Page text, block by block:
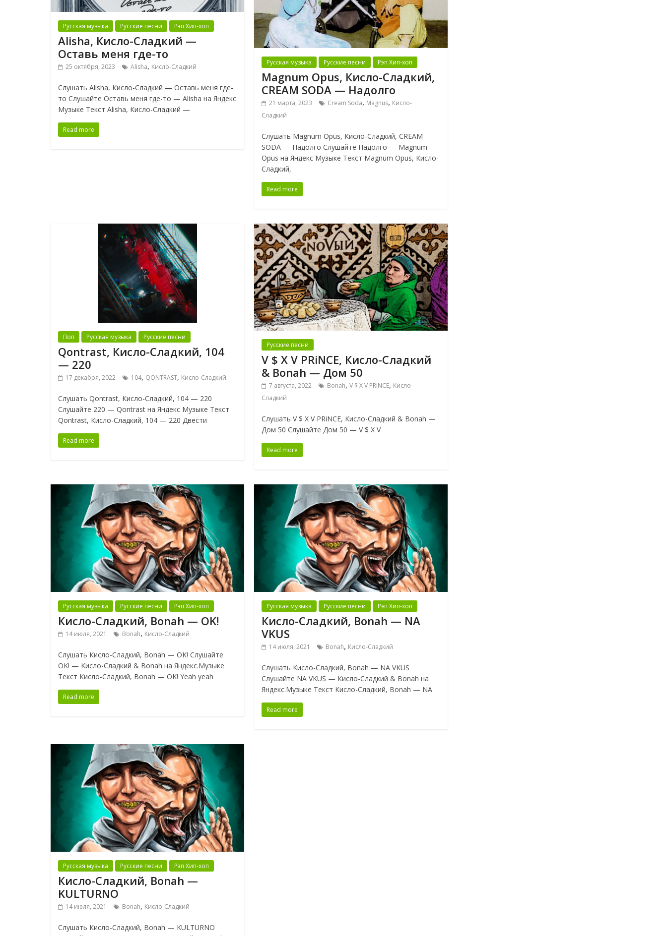
Русская музыка Русские песни Рэп Хип-хоп
Alisha, Кисло-Сладкий —
Оставь меня где-то
25 октября, 2023 Alisha, Кисло-Сладкий
Слушать Alisha, Кисло-Сладкий — Оставь меня где-
то Слушайте Оставь меня где-то — Alisha на Яндекс
Музыке Текст Alisha, Кисло-Сладкий —
Read more
Русская музыка Русские песни Рэп Хип-хоп
Magnum Opus, Кисло-Сладкий,
CREAM SODA — Надолго
21 марта, 2023 Cream Soda, Magnus, Кисло-
Сладкий
Слушать Magnum Opus, Кисло-Сладкий, CREAM
SODA — Надолго Слушайте Надолго — Magnum
Opus на Яндекс Музыке Текст Magnum Opus, Кисло-
Сладкий,
Read more
Поп Русская музыка Русские песни
Qontrast, Кисло-Сладкий, 104
— 220
17 декабря, 2022 104, QONTRAST, Кисло-Сладкий
Слушать Qontrast, Кисло-Сладкий, 104 — 220
Слушайте 220 — Qontrast на Яндекс Музыке Текст
Qontrast, Кисло-Сладкий, 104 — 220 Двести
Read more
Русские песни
V $ X V PRiNCE, Кисло-Сладкий
& Bonah — Дом 50
7 августа, 2022 Bonah,V $ X V PRiNCE, Кисло-
Сладкий
Слушать V $ X V PRiNCE, Кисло-Сладкий & Bonah —
Дом 50 Слушайте Дом 50 — V $ X V
Read more
Русская музыка Русские песни Рэп Хип-хоп
Кисло-Сладкий, Bonah — OK!
14 июля, 2021 Bonah, Кисло-Сладкий
Слушать Кисло-Сладкий, Bonah — OK! Слушайте
OK! — Кисло-Сладкий & Bonah на Яндекс.Музыке
Текст Кисло-Сладкий, Bonah — OK! Yeah yeah
Read more
Русская музыка Русские песни Рэп Хип-хоп
Кисло-Сладкий, Bonah — NA
VKUS
14 июля, 2021 Bonah, Кисло-Сладкий
Слушать Кисло-Сладкий, Bonah — NA VKUS
Слушайте NA VKUS — Кисло-Сладкий & Bonah на
Яндекс.Музыке Текст Кисло-Сладкий, Bonah — NA
Read more
Русская музыка Русские песни Рэп Хип-хоп
Кисло-Сладкий, Bonah —
KULTURNO
14 июля, 2021 Bonah, Кисло-Сладкий
Слушать Кисло-Сладкий, Bonah — KULTURNO